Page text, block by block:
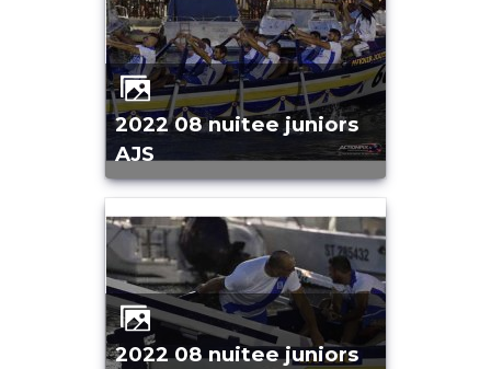
2022 08 nuitee juniors
AJS
2022 08 nuitee juniors